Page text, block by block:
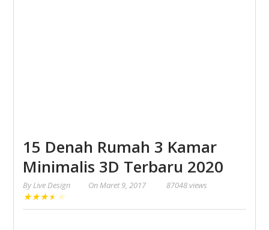
15 Denah Rumah 3 Kamar
Minimalis 3D Terbaru 2020
ByLive Design OnMaret 9, 2017 87048 views
★★★★★